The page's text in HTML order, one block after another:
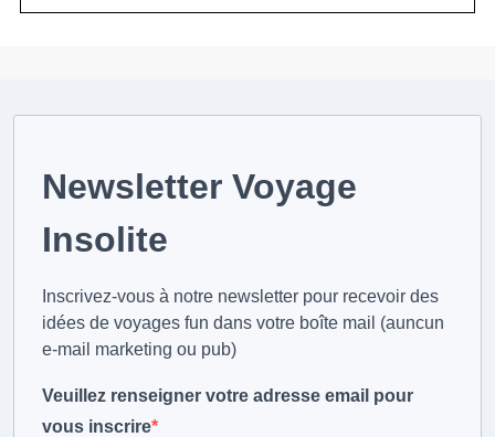
Newsletter Voyage
Insolite
Inscrivez-vous à notre newsletter pour recevoir des
idées de voyages fun dans votre boîte mail (auncun
e-mail marketing ou pub)
Veuillez renseigner votre adresse email pour
vous inscrire